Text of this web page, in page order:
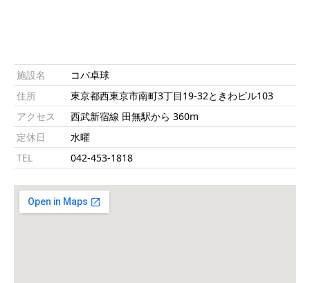
施設名
コバ卓球
住所
東京都西東京市南町3丁目19-32ときわビル103
アクセス
西武新宿線 田無駅から 360m
定休日
水曜
TEL
042-453-1818